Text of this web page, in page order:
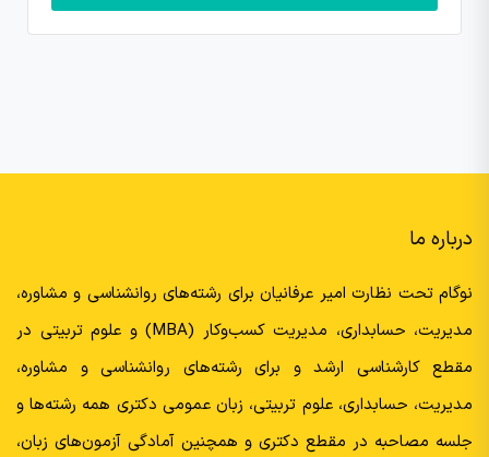
درباره ما
نوگام تحت نظارت امیر عرفانیان برای رشته‌های روانشناسی و مشاوره،
مدیریت، حسابداری، مدیریت کسب‌وکار (MBA) و علوم تربیتی در
مقطع کارشناسی ارشد و برای رشته‌های روانشناسی و مشاوره،
مدیریت، حسابداری، علوم تربیتی، زبان عمومی دکتری همه رشته‌ها و
جلسه مصاحبه در مقطع دکتری و همچنین آمادگی آزمون‌های زبان،